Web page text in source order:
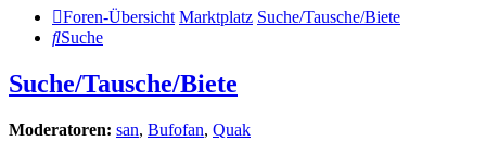
Foren-Übersicht Marktplatz Suche/Tausche/Biete
Suche
Suche/Tausche/Biete
Moderatoren: san, Bufofan, Quak